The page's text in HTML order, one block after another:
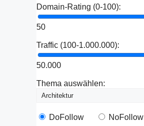
Domain-Rating (0-100):
50
Traffic (100-1.000.000):
50.000
Thema auswählen:
DoFollow
NoFollow